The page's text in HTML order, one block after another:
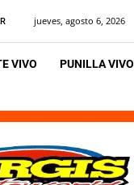
jueves, agosto 6, 2026
VIVO PUNILLA VIVO